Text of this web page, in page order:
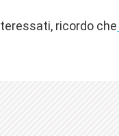
ricordo che